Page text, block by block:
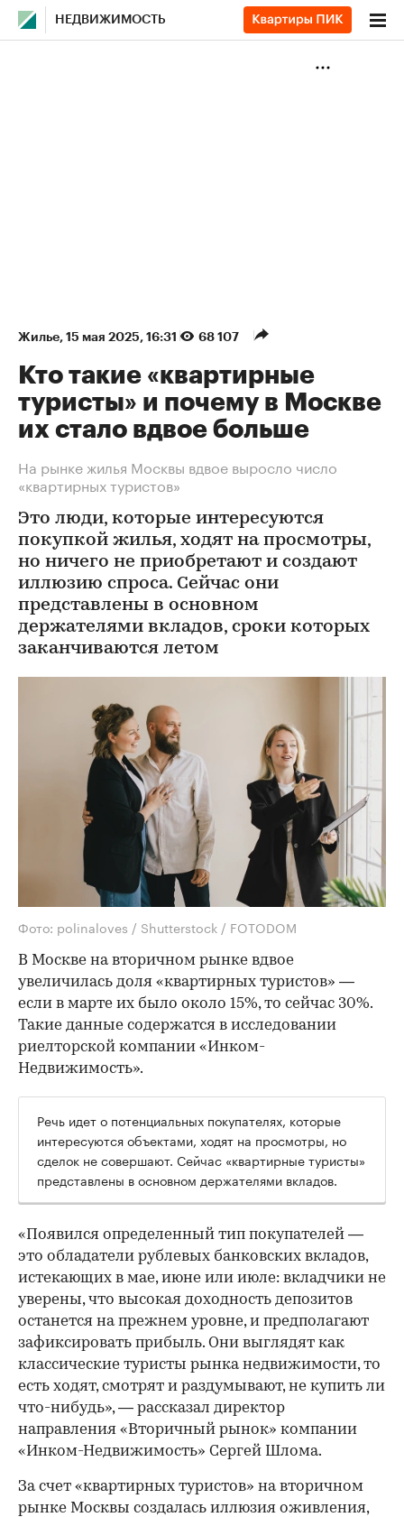
НЕДВИЖИМОСТЬ
Жилье⁠, 15 мая 2025, 16:31 68 107
Кто такие «квартирные
туристы» и почему в Москве
их стало вдвое больше
На рынке жилья Москвы вдвое выросло число
«квартирных туристов»
Это люди, которые интересуются
покупкой жилья, ходят на просмотры,
но ничего не приобретают и создают
иллюзию спроса. Сейчас они
представлены в основном
держателями вкладов, сроки которых
заканчиваются летом
Фото: polinaloves / Shutterstock / FOTODOM
В Москве на вторичном рынке вдвое
увеличилась доля «квартирных туристов» —
если в марте их было около 15%, то сейчас 30%.
Такие данные содержатся в исследовании
риелторской компании «Инком-
Недвижимость».
Речь идет о потенциальных покупателях, которые
интересуются объектами, ходят на просмотры, но
сделок не совершают. Сейчас «квартирные туристы»
представлены в основном держателями вкладов.
«Появился определенный тип покупателей —
это обладатели рублевых банковских вкладов,
истекающих в мае, июне или июле: вкладчики не
уверены, что высокая доходность депозитов
останется на прежнем уровне, и предполагают
зафиксировать прибыль. Они выглядят как
классические туристы рынка недвижимости, то
есть ходят, смотрят и раздумывают, не купить ли
что-нибудь», — рассказал директор
направления «Вторичный рынок» компании
«Инком-Недвижимость» Сергей Шлома.
За счет «квартирных туристов» на вторичном
рынке Москвы создалась иллюзия оживления,